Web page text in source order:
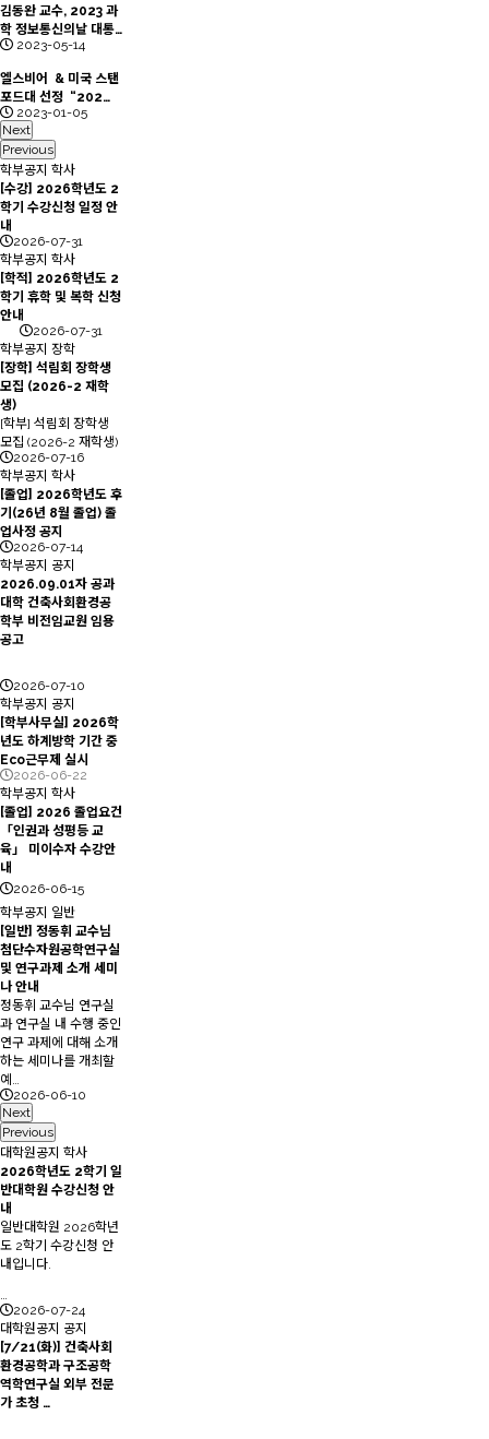
김동완 교수, 2023 과
학 정보통신의날 대통…
2023-05-14
엘스비어 & 미국 스탠
포드대 선정 “202…
2023-01-05
Next
Previous
학부공지 학사
[수강] 2026학년도 2
학기 수강신청 일정 안
내
2026-07-31
학부공지 학사
[학적] 2026학년도 2
학기 휴학 및 복학 신청
안내
2026-07-31
학부공지 장학
[장학] 석림회 장학생
모집 (2026-2 재학
생)
[학부] 석림회 장학생
모집 (2026-2 재학생)
2026-07-16
학부공지 학사
[졸업] 2026학년도 후
기(26년 8월 졸업) 졸
업사정 공지
2026-07-14
학부공지 공지
2026.09.01자 공과
대학 건축사회환경공
학부 비전임교원 임용
공고
2026-07-10
학부공지 공지
[학부사무실] 2026학
년도 하계방학 기간 중
Eco근무제 실시
2026-06-22
학부공지 학사
[졸업] 2026 졸업요건
「인권과 성평등 교
육」 미이수자 수강안
내
2026-06-15
학부공지 일반
[일반] 정동휘 교수님
첨단수자원공학연구실
및 연구과제 소개 세미
나 안내
정동휘 교수님 연구실
과 연구실 내 수행 중인
연구 과제에 대해 소개
하는 세미나를 개최할
예…
2026-06-10
Next
Previous
대학원공지 학사
2026학년도 2학기 일
반대학원 수강신청 안
내
일반대학원 2026학년
도 2학기 수강신청 안
내입니다.
…
2026-07-24
대학원공지 공지
[7/21(화)] 건축사회
환경공학과 구조공학
역학연구실 외부 전문
가 초청 …